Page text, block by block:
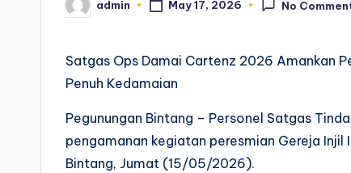
Posted
by
admin May 17, 2026 No
Satgas Ops Damai Cartenz 2026 Amankan
Penuh Kedamaian
Pegunungan Bintang – Personel Satgas
pengamanan kegiatan peresmian Gereja
Bintang, Jumat (15/05/2026).